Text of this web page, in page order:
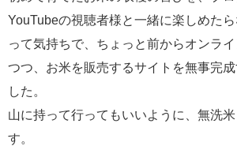
YouTubeの視聴者様と一緒に楽しめたら
って気持ちで、ちょっと前からオンラ
つつ、お米を販売するサイトを無事完
した。
山に持って行ってもいいように、無洗
す。